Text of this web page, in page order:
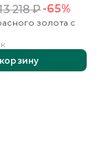
218₽-65%
золота с